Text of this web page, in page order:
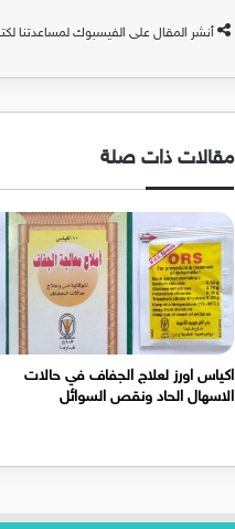
أنشر المقال على الفيسبوك لمساعدتنا
مقالات ذات صلة
اكياس اورز لعلاج الجفاف في حالات
الاسهال الحاد ونقص السوائل